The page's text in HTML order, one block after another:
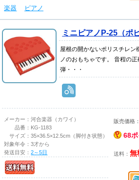
楽器 ピアノ
ミニピアノP-25（ポ
屋根の開かないポリスチレン
ノのおもちゃです。 音程の正
弾・・・
メーカー：河合楽器（カワイ）
品番： KG-1183
サイズ：35×36.5×12.5cm（脚付き状態）
対象年令：3才から
発送目安：2～5日
販売価格：
68
送料：無